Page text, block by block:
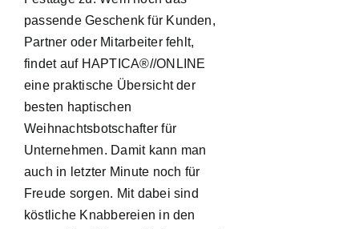
passende Geschenk für Kunden,
Partner oder Mitarbeiter fehlt,
findet auf HAPTICA®//ONLINE
eine praktische Übersicht der
besten haptischen
Weihnachtsbotschafter für
Unternehmen. Damit kann man
auch in letzter Minute noch für
Freude sorgen. Mit dabei sind
köstliche Knabbereien in den